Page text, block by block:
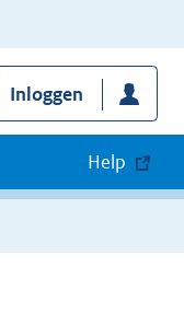
Inloggen
Help